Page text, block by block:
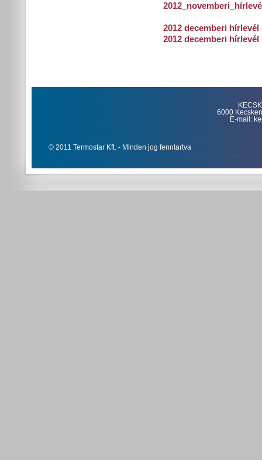
2012 decemberi
2012 decemberi
6000
E-mail:
© 2011 Termostar Kft. - Minden jog fenntartva